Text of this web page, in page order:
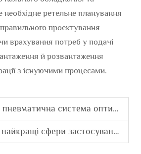
необхідне ретельне планування
проектування
врахування потреб у подачі
й розвантаження
з існуючими процесами.
система оптимізує автоматизацію виробництва?
сфери застосування промислових окисних компресорів?